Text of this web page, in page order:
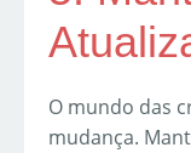
O mundo das
mudança.